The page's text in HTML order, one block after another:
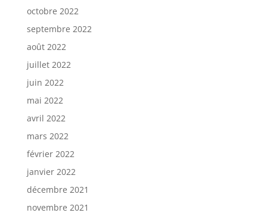
octobre 2022
septembre 2022
août 2022
juillet 2022
juin 2022
mai 2022
avril 2022
mars 2022
février 2022
janvier 2022
décembre 2021
novembre 2021